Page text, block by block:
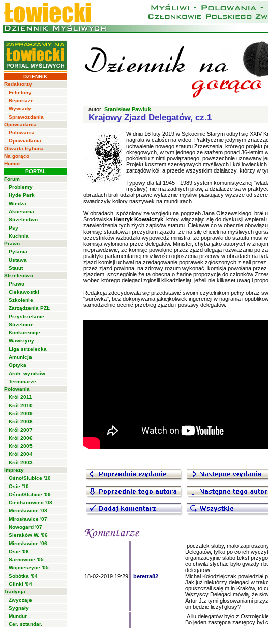
DZIENNIK
Redaktorzy
Felietony
Reportaże
Wywiady
Sprawozdania
Opowiadania
Polowania
Opowiadania
Otwarta trybuna
Na gorąco
Humor
PORTAL
Forum
Problemy
Hyde Park
Wiedza
Akcesoria
Strzelectwo
Psy
Kuchnia
Prawo
Pytania
Ustawa
Statut
Strzelectwo
Prawo
Ciekawostki
Szkolenie
Zarządzenia PZŁ
Przystrzelanie
Strzelnice
Konkurencje
Wawrzyny
Liga strzelecka
Amunicja
Optyka
Arch. wyników
Terminarze
Polowania
Król 2011
Król 2010
Król 2009
Król 2008
Król 2007
Król 2006
Król 2005
Król 2004
Król 2003
Imprezy
Ośno/Słubice '10
Osie '10
Ośno/Słubice '09
Ciechanowiec '08
Mirosławice '08
Mirosławice '07
Nowogard '07
Sieraków W. '06
Mirosławice '06
Osie '06
Sarnowice '05
Wojcieszyce '05
Sobótka '04
Glinki '04
Tradycja
Zwyczaje
Sygnały
Mundur
Cer. sztandar.
autor: Stanisław Pawluk
Krajowy Zjazd Delegatów, cz.1
W dniu 16 luty 2019 w Sękocinie Starym odbył się XXIV
nagrała w całości na video. Praktycznie jedynym
uchwalenie nowego statutu Zrzeszenia, którego projekt
okręgowych, w tym jednego ze stażem ponad 36-letnim
pokoleniu z nimi powiązanego, powszechnie uznawany
Projekt kosztem szeregowych myśliwych i kół
zarządów kół, a przede wszystkim działaczy, którzy w
Typowy dla lat 1945 - 1989 system komunistycznej
myśliwy) nie ma żadnych praw, a działacze są w
obradach brali udział prawie wyłącznie myśliwi piastujący wyższe od
świadczyły kolory naszywek na mundurach.
W obradach, spóźniony ze względu na pogrzeb Jana Olszewskiego, brał
Środowiska Henryk Kowalczyk , który włączając się do dyskusji
zatwierdzenia tych złych zapisów statutu. Ciekawe co w obecnie
komisję statutową i prezydium zjazdu, że na siłę chcieli na myśliwych
uczestników wzbudziła wypowiedź ministra, że poprawki do statutu musi
komisja wyłoniona przez delegatów. Minister, chyba jako autorytet w
nieprawdziwie, że komisje powołane przez zjazd ulegają rozwiązaniu po
praktyki parlamentarnej możliwości ogłoszenia przerwy w obradach na
zjazd komisji uchwał na zredagowanie poprawek zgłoszonych z sali
przez zjazd powinna, na zdrowy rozum wykonać, komisja powołana
zjazdem, szczególnie że ta obecna o żadne propozycje do członków
wobec którego delegaci zgłosili kilkadziesiąt, jeżeli nie kilkaset uwag i
Redakcja zdecydowała się przedstawić swoim czytelnikom pełny obraz
"surówką", bez dokonywania jakiejkolwiek ingerencji w nagrania i
samodzielnie ocenić przebieg zjazdu i postawy delegatów.
18-02-2019 19:29 beretta82
początek słaby, mało
Delegatów, tylko po co ich
organizacyjnie slabo tekst
co chwila slychac bylo gwizdy i
delegatow.
Michał Kołodziejczak powiedział
Jak już niektórzy delegaci w
opuszczali salę m.in.Kraków, to
Wszyscy Delegaci mówią, że
Artur J.z tymi głosowaniami
on będzie liczył głosy?
A ilu delegatów było z
Bo jeden zastępca zastępcy był